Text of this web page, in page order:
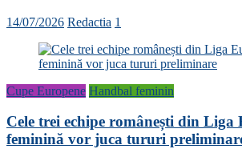
14/07/2026 Redactia 1
Cupe Europene Handbal feminin
Cele trei echipe românești din Liga
feminină vor juca tururi